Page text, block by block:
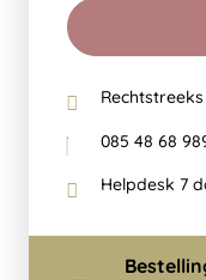
085 48 68
Helpdesk 7